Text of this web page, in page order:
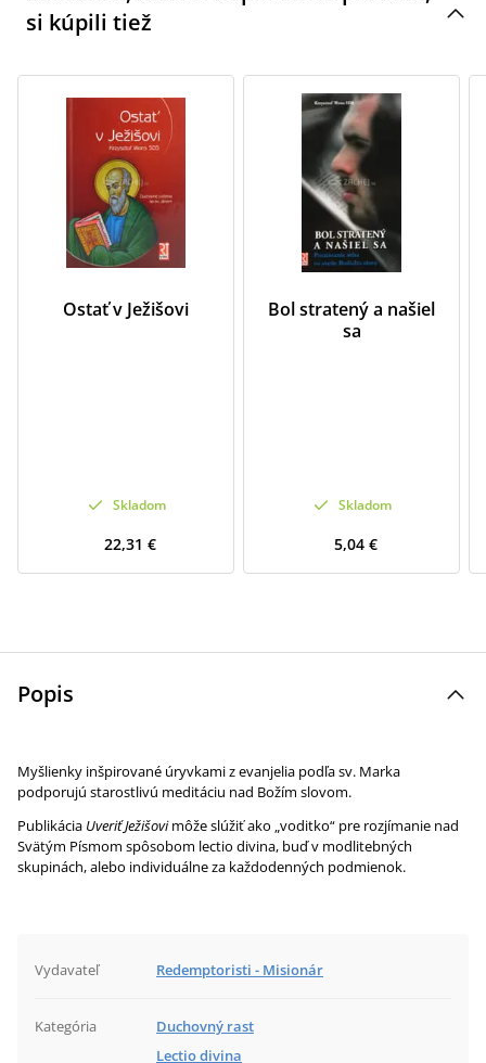
si kúpili tiež
Ostať v Ježišovi
Skladom
22,31 €
Bol stratený a našiel
sa
Skladom
5,04 €
Popis
Myšlienky inšpirované úryvkami z evanjelia podľa sv. Marka
podporujú starostlivú meditáciu nad Božím slovom.
Publikácia Uveriť Ježišovimôže slúžiť ako „voditko“ pre rozjímanie nad
Svätým Písmom spôsobom lectio divina, buď v modlitebných
skupinách, alebo individuálne za každodenných podmienok.
Vydavateľ Redemptoristi - Misionár
Kategória
Duchovný rast
Lectio divina